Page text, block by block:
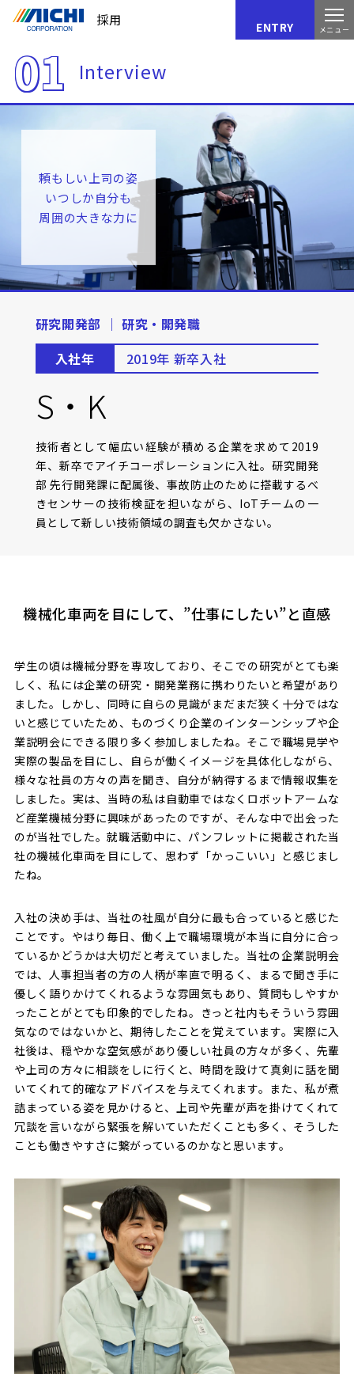
メニュー
採用 ENTRY
01 Interview
頼も しい 上司の姿
いつ しか自分も
周囲の大きな力に
研究開発部 ｜ 研究・開発職
入社年
2019年 新卒入社
S・K
技術者として幅広い経験が積める企業を求めて2019
年、新卒でアイチコーポレーションに入社。研究開発
部 先行開発課に配属後、事故防止のために搭載するべ
きセンサーの技術検証を担いながら、IoTチームの一
員として新しい技術領域の調査も欠かさない。
機械化車両を目にして、”仕事にしたい”と直感
学生の頃は機械分野を専攻しており、そこでの研究がとても楽
しく、私には企業の研究・開発業務に携わりたいと希望があり
ました。しかし、同時に自らの見識がまだまだ狭く十分ではな
いと感じていたため、ものづくり企業のインターンシップや企
業説明会にできる限り多く参加しましたね。そこで職場見学や
実際の製品を目にし、自らが働くイメージを具体化しながら、
様々な社員の方々の声を聞き、自分が納得するまで情報収集を
しました。実は、当時の私は自動車ではなくロボットアームな
ど産業機械分野に興味があったのですが、そんな中で出会った
のが当社でした。就職活動中に、パンフレットに掲載された当
社の機械化車両を目にして、思わず「かっこいい」と感じまし
たね。
入社の決め手は、当社の社風が自分に最も合っていると感じた
ことです。やはり毎日、働く上で職場環境が本当に自分に合っ
ているかどうかは大切だと考えていました。当社の企業説明会
では、人事担当者の方の人柄が率直で明るく、まるで聞き手に
優しく語りかけてくれるような雰囲気もあり、質問もしやすか
ったことがとても印象的でしたね。きっと社内もそういう雰囲
気なのではないかと、期待したことを覚えています。実際に入
社後は、穏やかな空気感があり優しい社員の方々が多く、先輩
や上司の方々に相談をしに行くと、時間を設けて真剣に話を聞
いてくれて的確なアドバイスを与えてくれます。また、私が煮
詰まっている姿を見かけると、上司や先輩が声を掛けてくれて
冗談を言いながら緊張を解いていただくことも多く、そうした
ことも働きやすさに繋がっているのかなと思います。